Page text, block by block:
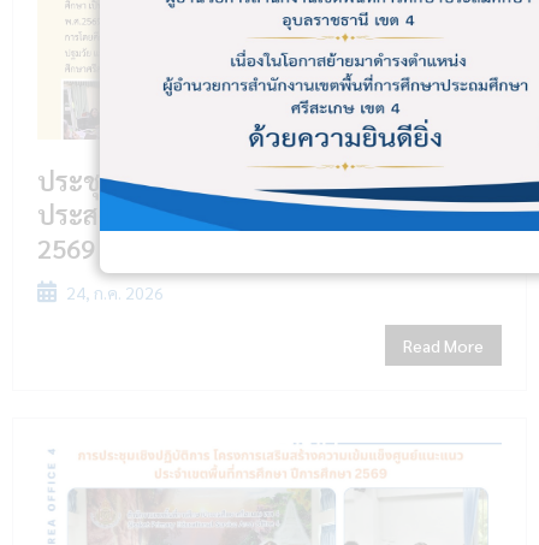
ประชุมโครงการส่งเสริมคุณลักษณะอันพึง
ประสงค์ของนักเรียน ปีงบประมาณ พ.ศ.
2569
24, ก.ค. 2026
Read More